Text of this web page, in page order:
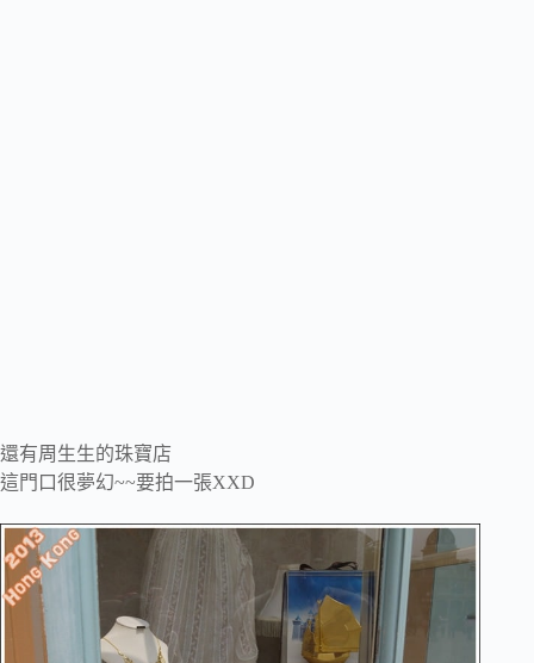
還有周生生的珠寶店
這門口很夢幻~~要拍一張XXD